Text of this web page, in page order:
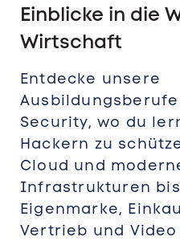
Einblicke in die
Wirtschaft
Entdecke unsere
Security, wo du
Hackern zu
Cloud und
Infrastrukturen
Eigenmarke,
Vertrieb und